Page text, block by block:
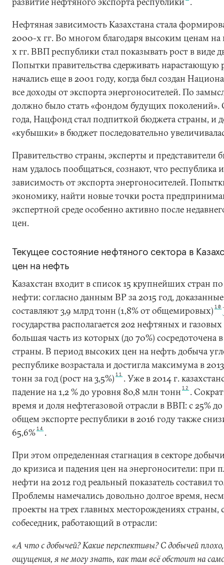
Нефтяная зависимость Казахстана стала
2000-х гг. Во многом благодаря высоким ценам на
х гг. ВВП республики стал показывать рост в виде
Попытки правительства сдерживать нарастающую
начались еще в 2001 году, когда был создан
все доходы от экспорта энергоносителей. По
должно было стать «фондом будущих поколений».
года, Нацфонд стал подпиткой бюджета страны, и
«кубышки» в бюджет последовательно
Правительство страны, эксперты и представители
нам удалось пообщаться, сознают, что республика
зависимость от экспорта энергоносителей.
экономику, найти новые точки роста
экспертной среде особенно активно после
цен.
Текущее состояние нефтяного сектора в
цен на нефть
Казахстан входит в список 15 крупнейших стран
нефти: согласно данным BP за 2015 год,
составляют 3,9 млрд тонн (1,8% от общемировых) 10
государства располагается 202 нефтяных и
большая часть из которых (до 70%) сосредоточена
страны. В период высоких цен на нефть добыча
республике возрастала и достигла максимума в
тонн за год (рост на 3,5%) 11 . Уже в 2014 г.
падение на 1,2 % до уровня 80,8 млн тонн 12 .
время и доля нефтегазовой отрасли в ВВП: с 25% до
общем экспорте республики в 2016 году также
65,6%14 .
При этом определенная стагнация в секторе
до кризиса и падения цен на энергоносители: при
нефти на 2012 год реальный показатель составил
Проблемы намечались довольно долгое время,
проекты на трех главных месторождениях страны,
собеседник, работающий в отрасли:
«А что с добычей? Какие перспективы? С добычей
ощущения, я не могу знать, как там всё обстоит на